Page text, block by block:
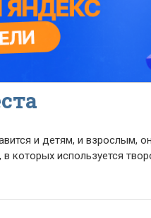
и детям, и взрослым,
которых используется